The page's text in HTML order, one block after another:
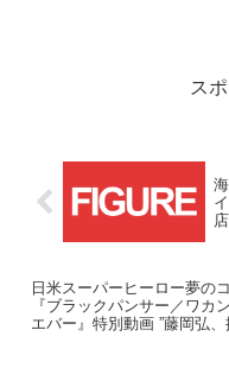
ス
日米スーパーヒーロー夢の
『ブラックパンサー／ワカ
エバー』特別動画 ”藤岡弘